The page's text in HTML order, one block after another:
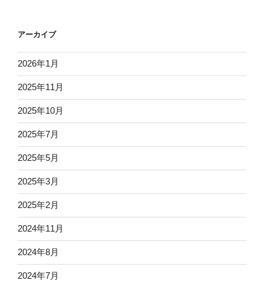
アーカイブ
2026年1月
2025年11月
2025年10月
2025年7月
2025年5月
2025年3月
2025年2月
2024年11月
2024年8月
2024年7月